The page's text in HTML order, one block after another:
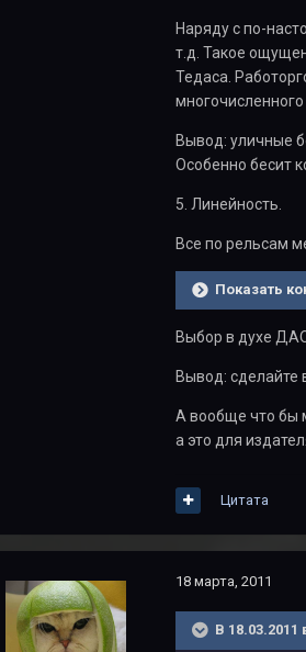
Наряду с по-
т.д. Такое
Тедаса.
многочисленного
Вывод: уличные
Особенно бесит
5. Линейность.
Все по рельсам
Показать
Выбор в духе
Вывод: сделайте
А вообще что бы
а это для
Цитата
18 марта, 2011
В 18.03.2011